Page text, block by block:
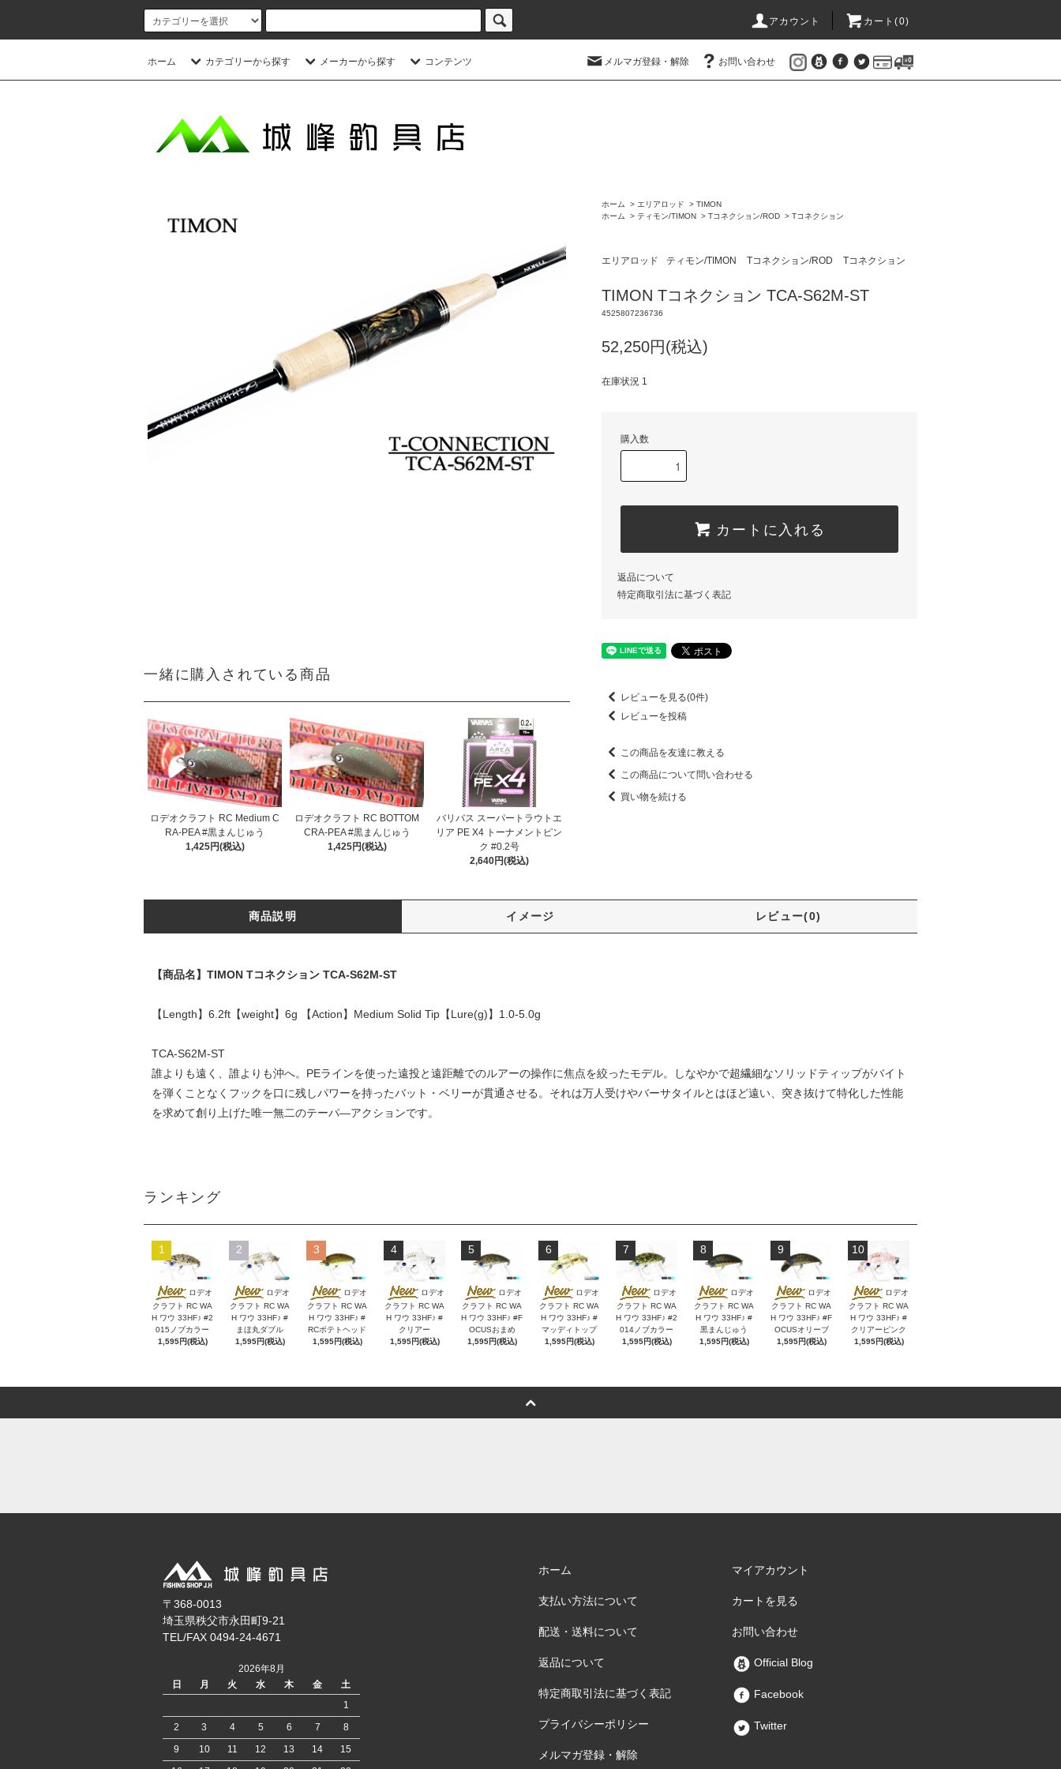
アカウント カート(0)
ホーム カテゴリーから探す メーカーから探す コンテンツ メルマガ登録・解除 お問い合わせ
一緒に購入されている商品
ロデオクラフト RC Medium C
RA-PEA #黒まんじゅう
1,425円(税込)
ロデオクラフト RC BOTTOM
CRA-PEA #黒まんじゅう
1,425円(税込)
バリバス スーパートラウトエ
リア PE X4 トーナメントピン
ク #0.2号
2,640円(税込)
ホーム > エリアロッド > TIMON
ホーム
> ティモン/TIMON > Tコネクション/ROD > Tコネクション
エリアロッド ティモン/TIMON Tコネクション/ROD Tコネクション
TIMON Tコネクション TCA-S62M-ST
4525807236736
52,250円(税込)
在庫状況 1
購入数
カートに入れる
返品について
特定商取引法に基づく表記
レビューを見る(0件)
レビューを投稿
この商品を友達に教える
この商品について問い合わせる
買い物を続ける
商品説明 イメージ レビュー(0)
【商品名】TIMON Tコネクション TCA-S62M-ST
【Length】6.2ft【weight】6g 【Action】Medium Solid Tip【Lure(g)】1.0-5.0g
TCA-S62M-ST
誰よりも遠く、誰よりも沖へ。PEラインを使った遠投と遠距離でのルアーの操作に焦点を絞ったモデル。しなやかで超繊細なソリッドティップがバイト
を弾くことなくフックを口に残しパワーを持ったバット・ベリーが貫通させる。それは万人受けやバーサタイルとはほど遠い、突き抜けて特化した性能
を求めて創り上げた唯一無二のテーパ―アクションです。
ランキング
1
ロデオ
クラフト RC WA
H ワウ 33HF♪ #2
015ノブカラー
1,595円(税込)
2
ロデオ
クラフト RC WA
H ワウ 33HF♪ #
まほ丸ダブル
1,595円(税込)
3
ロデオ
クラフト RC WA
H ワウ 33HF♪ #
RCポテトヘッド
1,595円(税込)
4
ロデオ
クラフト RC WA
H ワウ 33HF♪ #
クリアー
1,595円(税込)
5
ロデオ
クラフト RC WA
H ワウ 33HF♪ #F
OCUSおまめ
1,595円(税込)
6
ロデオ
クラフト RC WA
H ワウ 33HF♪ #
マッディトップ
1,595円(税込)
7
ロデオ
クラフト RC WA
H ワウ 33HF♪ #2
014ノブカラー
1,595円(税込)
8
ロデオ
クラフト RC WA
H ワウ 33HF♪ #
黒まんじゅう
1,595円(税込)
9
ロデオ
クラフト RC WA
H ワウ 33HF♪ #F
OCUSオリーブ
1,595円(税込)
10
ロデオ
クラフト RC WA
H ワウ 33HF♪ #
クリアーピンク
1,595円(税込)
〒368-0013
埼玉県秩父市永田町9-21
TEL/FAX 0494-24-4671
2026年8月
日
月 火 水 木 金
土
1
2
3 4 5 6 7
8
9
10 11 12 13 14
15
ホーム
支払い方法について
配送・送料について
返品について
特定商取引法に基づく表記
プライバシーポリシー
メルマガ登録・解除
マイアカウント
カートを見る
お問い合わせ
Official Blog
Facebook
Twitter